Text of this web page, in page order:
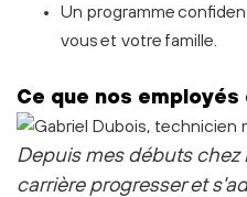
Un programme
vous et votre famille.
Ce que nos
Depuis mes débuts chez
carrière progresser et